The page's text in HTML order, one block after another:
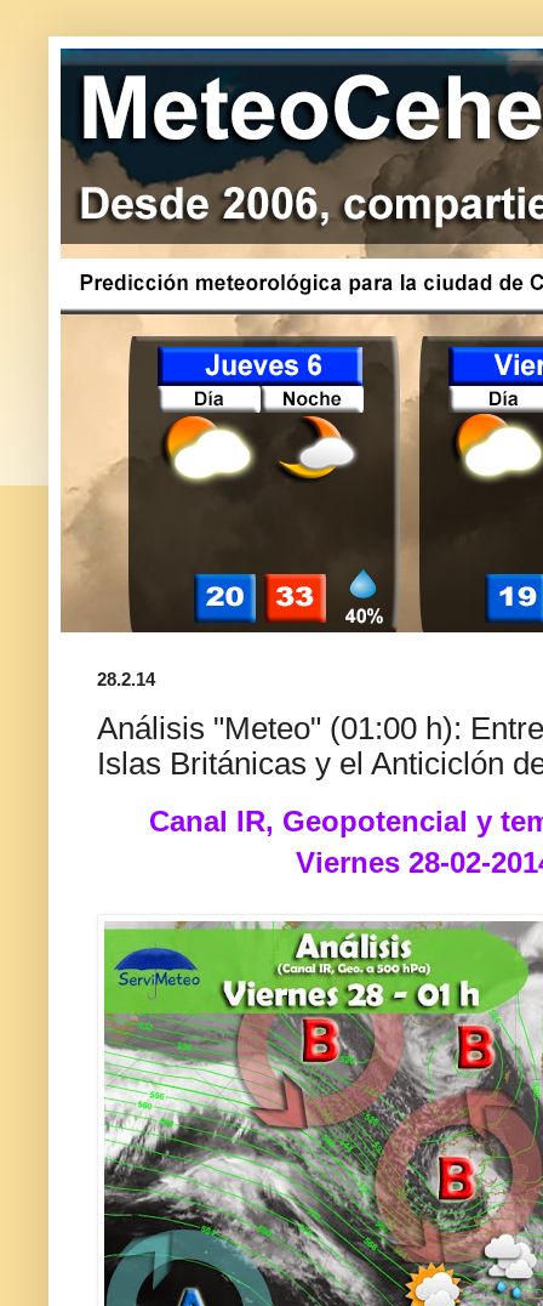
28.2.14
Análisis "Meteo" (01:00 h):
Islas Británicas y el Anticiclón
Canal IR, Geopotencial y
Viernes 28-02-